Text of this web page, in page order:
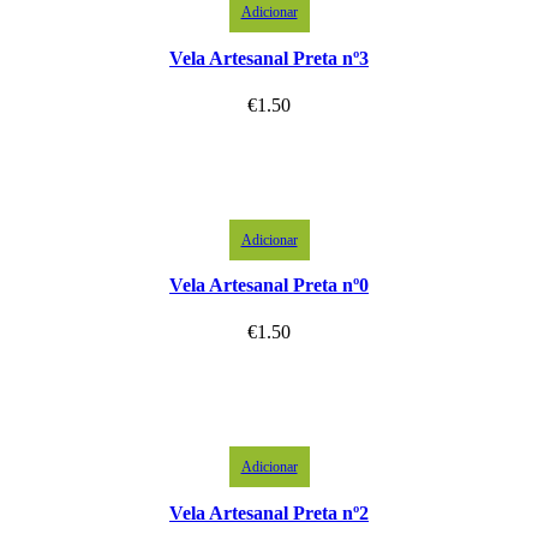
Adicionar
Vela Artesanal Preta nº3
€1.50
Adicionar
Vela Artesanal Preta nº0
€1.50
Adicionar
Vela Artesanal Preta nº2